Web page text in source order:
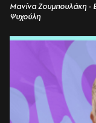
Μανίνα Ζουμπουλάκη -
Ψυχούλη